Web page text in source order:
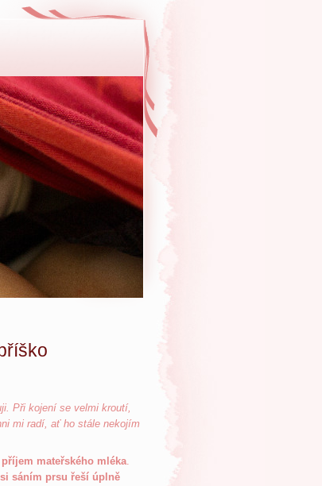
Při kojení se velmi kroutí,
mi radí, ať ho stále nekojím
mateřského mléka.
si sáním prsu řeší úplně